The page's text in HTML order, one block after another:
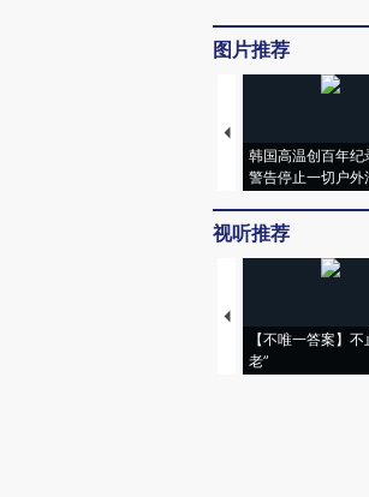
图片推荐
韩国高温创百年纪
警告停止一切户外
视听推荐
【不唯一答案】不
老”